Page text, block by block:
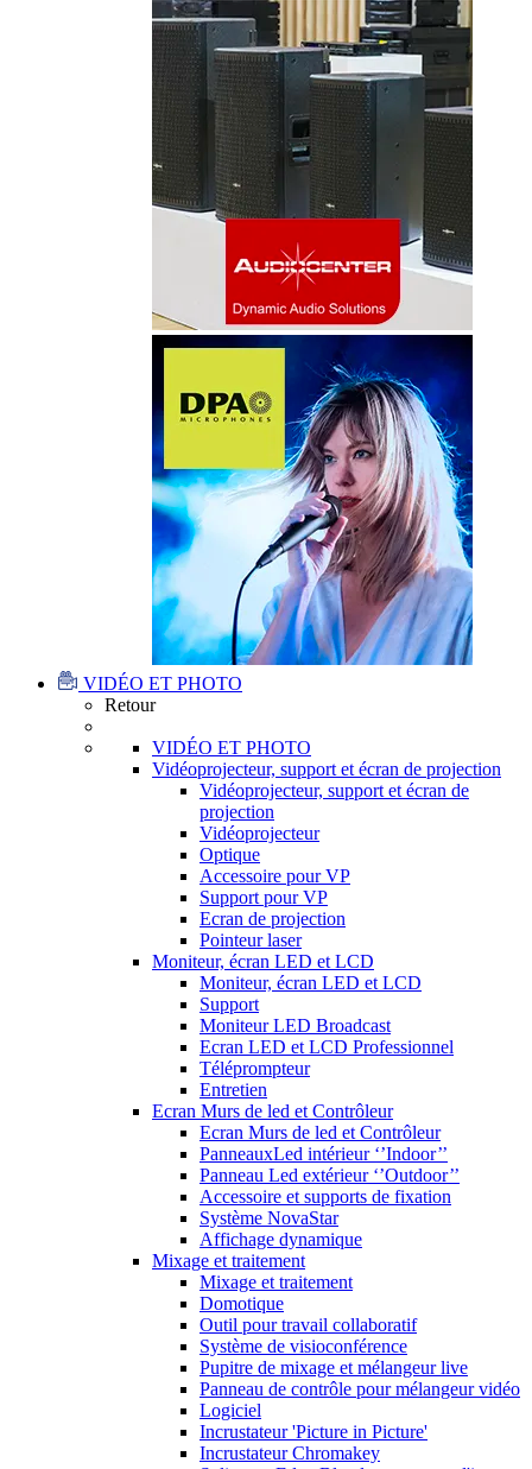
VIDÉO ET PHOTO
Retour
VIDÉO ET PHOTO
Vidéoprojecteur, support et écran de projection
Vidéoprojecteur, support et écran de
projection
Vidéoprojecteur
Optique
Accessoire pour VP
Support pour VP
Ecran de projection
Pointeur laser
Moniteur, écran LED et LCD
Moniteur, écran LED et LCD
Support
Moniteur LED Broadcast
Ecran LED et LCD Professionnel
Téléprompteur
Entretien
Ecran Murs de led et Contrôleur
Ecran Murs de led et Contrôleur
PanneauxLed intérieur ‘’Indoor’’
Panneau Led extérieur ‘’Outdoor’’
Accessoire et supports de fixation
Système NovaStar
Affichage dynamique
Mixage et traitement
Mixage et traitement
Domotique
Outil pour travail collaboratif
Système de visioconférence
Pupitre de mixage et mélangeur live
Panneau de contrôle pour mélangeur vidéo
Logiciel
Incrustateur 'Picture in Picture'
Incrustateur Chromakey